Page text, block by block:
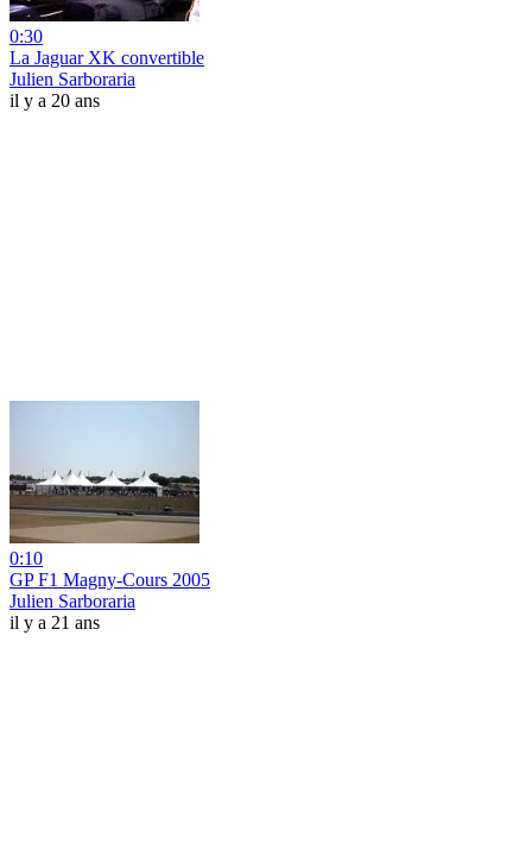
0:30
La Jaguar XK convertible
Julien Sarboraria
il y a 20 ans
0:10
GP F1 Magny-Cours 2005
Julien Sarboraria
il y a 21 ans